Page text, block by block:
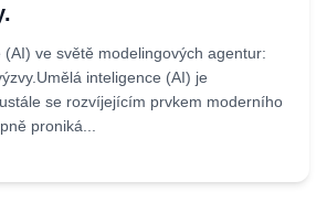
(AI) ve světě modelingových agentur:
inteligence (AI) je
se rozvíjejícím prvkem moderního
proniká...